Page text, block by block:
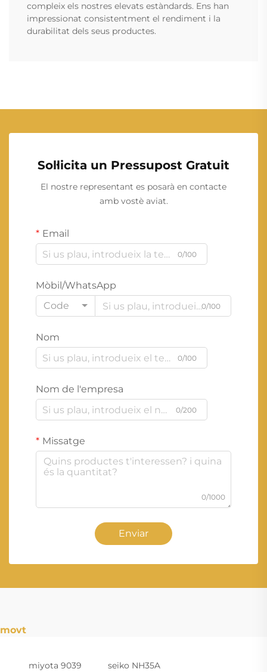
compleix els nostres elevats estàndards. Ens han
impressionat consistentment el rendiment i la
durabilitat dels seus productes.
Sol·licita un Pressupost Gratuit
El nostre representant es posarà en contacte
amb vostè aviat.
Email
0/100
Mòbil/WhatsApp
Code
0/100
Nom
0/100
Nom de l'empresa
0/200
Missatge
0/1000
Enviar
movt
miyota 9039 seiko NH35A